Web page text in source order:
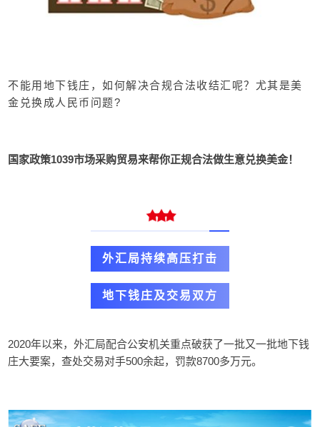
不能用地下钱庄，如何解决合规合法收结汇呢？尤其是美
金兑换成人民币问题?
国家政策1039市场采购贸易来帮你正规合法做生意兑换美金！
外汇局持续高压打击
地下钱庄及交易双方
2020年以来，外汇局配合公安机关重点破获了一批又一批地下钱
庄大要案，查处交易对手500余起，罚款8700多万元。